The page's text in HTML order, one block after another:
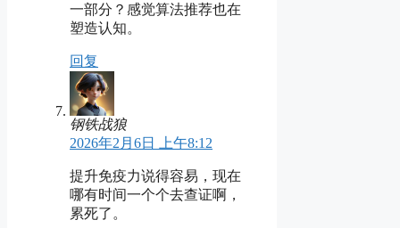
一部分？感觉算法推荐也在
塑造认知。
回复
钢铁战狼
2026年2月6日 上午8:12
提升免疫力说得容易，现在
哪有时间一个个去查证啊，
累死了。